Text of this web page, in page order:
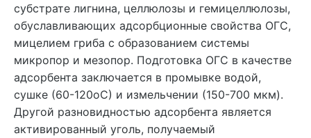
субстрате лигнина, целлюлозы и гемицеллюлозы,
обуславливающих адсорбционные свойства ОГС,
мицелием гриба с образованием системы
микропор и мезопор. Подготовка ОГС в качестве
адсорбента заключается в промывке водой,
сушке (60-120оС) и измельчении (150-700 мкм).
Другой разновидностью адсорбента является
активированный уголь, получаемый